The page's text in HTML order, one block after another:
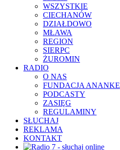
WSZYSTKIE
CIECHANÓW
DZIAŁDOWO
MŁAWA
REGION
SIERPC
ŻUROMIN
RADIO
O NAS
FUNDACJA ANANKE
PODCASTY
ZASIĘG
REGULAMINY
SŁUCHAJ
REKLAMA
KONTAKT